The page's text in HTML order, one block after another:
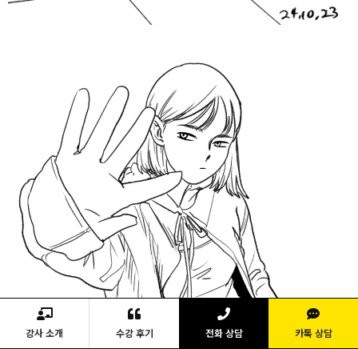
강사 소개 수강 후기 전화 상담 카톡 상담